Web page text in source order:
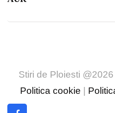
Stiri de Ploiesti @2026
Politica cookie |